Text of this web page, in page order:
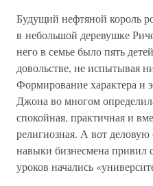
Будущий нефтяной король
в небольшой деревушке
него в семье было пять
довольстве, не испытывая
Формирование характера и
Джона во многом
спокойная, практичная и
религиозная. А вот
навыки бизнесмена привил
уроков начались